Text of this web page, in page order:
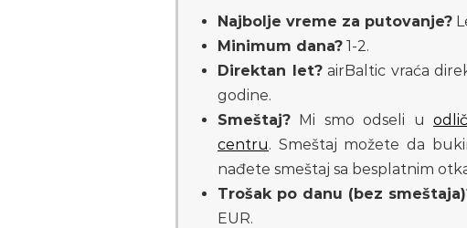
Najbolje vreme za putovanje?
Minimum dana? 1-2.
Direktan let?airBaltic vraća
godine.
Smeštaj? Mi smo odseli u
centru. Smeštaj možete da
nađete smeštaj sa besplatnim
Trošak po danu (bez
EUR.